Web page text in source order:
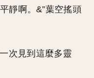
靜啊。&”葉空搖頭
次見到這麼多靈